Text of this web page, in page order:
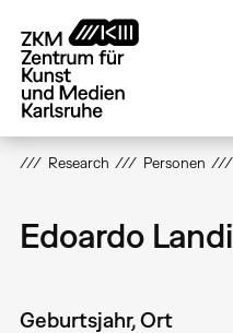
zum
Inhalt
Research Personen
Edoardo Landi
Geburtsjahr, Ort